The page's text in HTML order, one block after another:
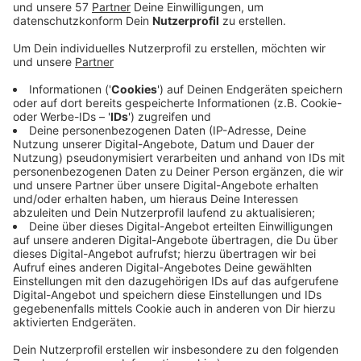
gegen den Zweitliga-Club 1. FC Köln im Kölner Franz-
Kremer-Stadion am Dienstagnachmittag mit 0:2
verloren. .
Minuten und Eric Martel nach 86 Minuten erzielt.
Aachens Coach Heiner Backhaus hat neben eher
selten eingesetzten Akteuren wie Putaro, Bapoh und
Dervisevic auch einige Stammspieler aufgeboten -
unter anderem Rumpf, Benschop und Gaudino. Dazu
standen in der zweiten Halbzeit auch die zwei Test-
Stürmer Maurice Deville und Malik McLemore auf dem
Platz.
Anzeige